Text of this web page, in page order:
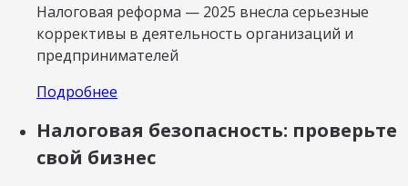
Налоговая реформа — 2025 внесла серьезные
коррективы в деятельность организаций и
предпринимателей
Подробнее
Налоговая безопасность: проверьте
свой бизнес